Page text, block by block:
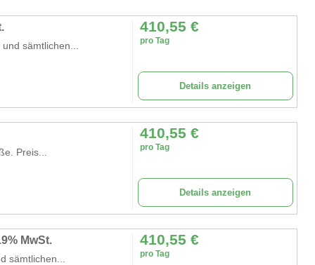
sämtlichen...
410,55 €
pro Tag
Details anzeigen
Preis...
410,55 €
pro Tag
Details anzeigen
MwSt.
sämtlichen...
410,55 €
pro Tag